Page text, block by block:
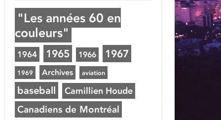
"Les années 60 en
couleurs"
1964 1965 1966 1967
1969 Archives aviation
baseball Camillien Houde
Canadiens de Montréal